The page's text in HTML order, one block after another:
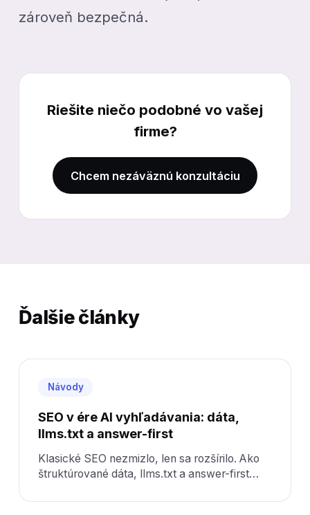
zároveň bezpečná.
Riešite niečo podobné vo vašej
firme?
Chcem nezáväznú konzultáciu
Ďalšie články
Návody
SEO v ére AI vyhľadávania: dáta,
llms.txt a answer-first
Klasické SEO nezmizlo, len sa rozšírilo. Ako
štruktúrované dáta, llms.txt a answer-first
vyhľadávačoch aj v AI.